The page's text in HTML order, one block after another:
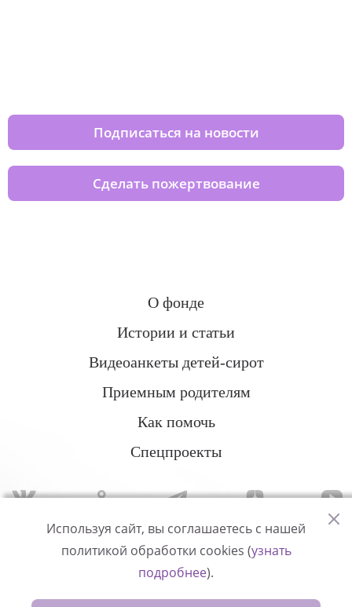
Подписаться на новости
Сделать пожертвование
О фонде
Истории и статьи
Видеоанкеты детей-сирот
Приемным родителям
Как помочь
Спецпроекты
Политика конфиденциальности
Используя сайт, вы соглашаетесь с нашей
политикой обработки cookies (узнать
подробнее).